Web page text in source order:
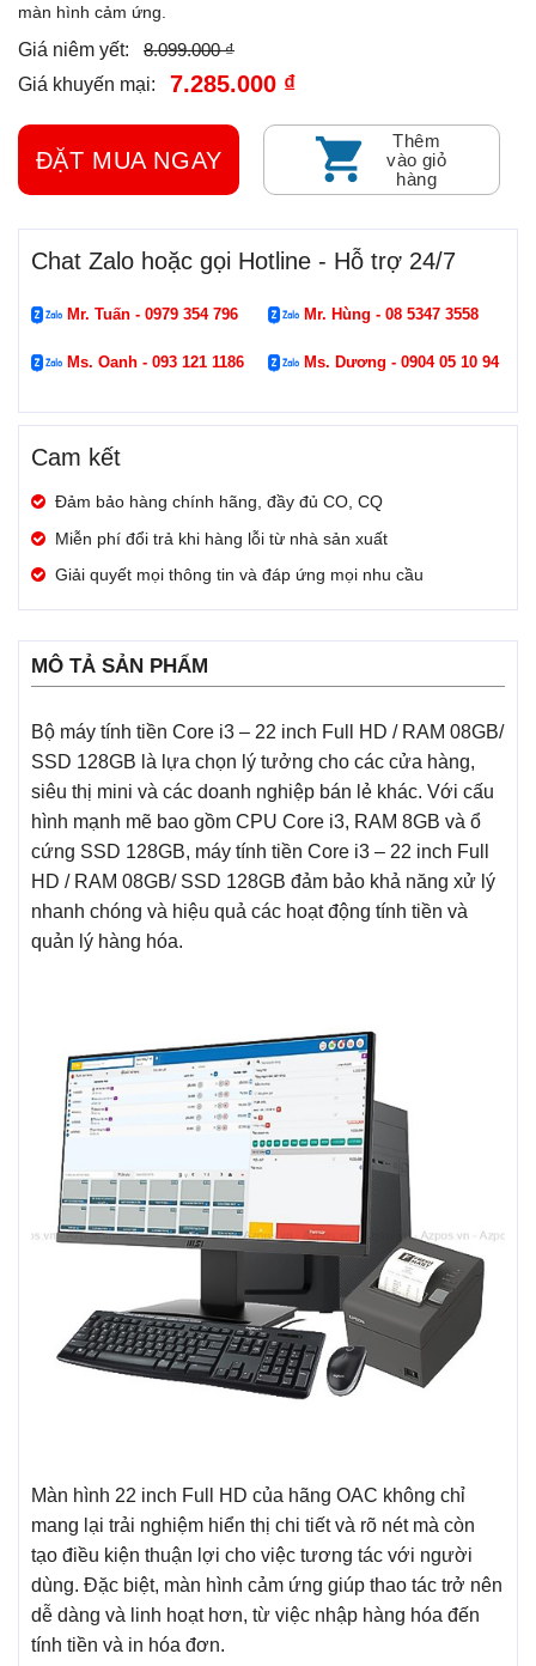
màn hình cảm ứng.
Giá niêm yết:
8.099.000 ₫
Giá khuyến mại:
7.285.000 ₫
ĐẶT MUA NGAY
Thêm
vào giỏ
hàng
Chat Zalo hoặc gọi Hotline - Hỗ trợ 24/7
Mr. Tuấn - 0979 354 796 Mr. Hùng - 08 5347 3558
Ms. Oanh - 093 121 1186 Ms. Dương - 0904 05 10 94
Cam kết
Đảm bảo hàng chính hãng, đầy đủ CO, CQ
Miễn phí đổi trả khi hàng lỗi từ nhà sản xuất
Giải quyết mọi thông tin và đáp ứng mọi nhu cầu
MÔ TẢ SẢN PHẨM
Bộ máy tính tiền Core i3 – 22 inch Full HD / RAM 08GB/
SSD 128GB là lựa chọn lý tưởng cho các cửa hàng,
siêu thị mini và các doanh nghiệp bán lẻ khác. Với cấu
hình mạnh mẽ bao gồm CPU Core i3, RAM 8GB và ổ
cứng SSD 128GB, máy tính tiền Core i3 – 22 inch Full
HD / RAM 08GB/ SSD 128GB đảm bảo khả năng xử lý
nhanh chóng và hiệu quả các hoạt động tính tiền và
quản lý hàng hóa.
Màn hình 22 inch Full HD của hãng OAC không chỉ
mang lại trải nghiệm hiển thị chi tiết và rõ nét mà còn
tạo điều kiện thuận lợi cho việc tương tác với người
dùng. Đặc biệt, màn hình cảm ứng giúp thao tác trở nên
dễ dàng và linh hoạt hơn, từ việc nhập hàng hóa đến
tính tiền và in hóa đơn.